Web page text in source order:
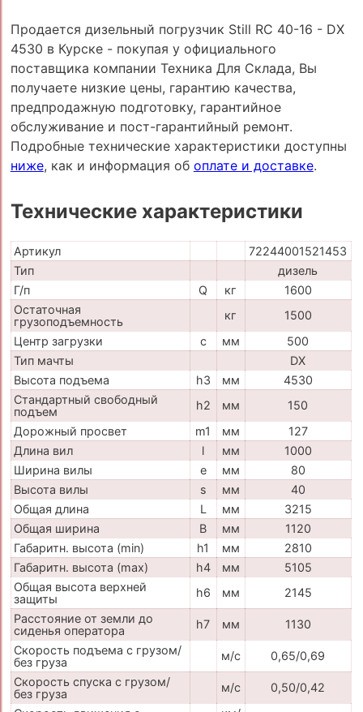
Продается дизельный погрузчик Still RC 40-16 - DX
4530 в Курске - покупая у официального
поставщика компании Техника Для Склада, Вы
получаете низкие цены, гарантию качества,
предпродажную подготовку, гарантийное
обслуживание и пост-гарантийный ремонт.
Подробные технические характеристики доступны
ниже, как и информация об оплате и доставке.
Технические характеристики
Артикул
72244001521453
Тип
дизель
Г/п
Q кг
1600
Остаточная
грузоподъемность
кг
1500
Центр загрузки
c мм
500
Тип мачты
DX
Высота подъема
h3 мм
4530
Стандартный свободный
подъем
h2 мм
150
Дорожный просвет
m1 мм
127
Длина вил
l мм
1000
Ширина вилы
e мм
80
Высота вилы
s мм
40
Общая длина
L мм
3215
Общая ширина
B мм
1120
Габаритн. высота (min)
h1 мм
2810
Габаритн. высота (max)
h4 мм
5105
Общая высота верхней
защиты
h6 мм
2145
Расстояние от земли до
сиденья оператора
h7 мм
1130
Скорость подъема с грузом/
без груза
м/с
0,65/0,69
Скорость спуска с грузом/
без груза
м/с
0,50/0,42